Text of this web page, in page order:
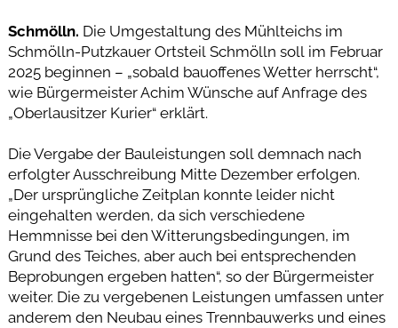
Schmölln. Die Umgestaltung des Mühlteichs im
Schmölln-Putzkauer Ortsteil Schmölln soll im Februar
2025 beginnen – „sobald bauoffenes Wetter herrscht“,
wie Bürgermeister Achim Wünsche auf Anfrage des
„Oberlausitzer Kurier“ erklärt.
Die Vergabe der Bauleistungen soll demnach nach
erfolgter Ausschreibung Mitte Dezember erfolgen.
„Der ursprüngliche Zeitplan konnte leider nicht
eingehalten werden, da sich verschiedene
Hemmnisse bei den Witterungsbedingungen, im
Grund des Teiches, aber auch bei entsprechenden
Beprobungen ergeben hatten“, so der Bürgermeister
weiter. Die zu vergebenen Leistungen umfassen unter
anderem den Neubau eines Trennbauwerks und eines